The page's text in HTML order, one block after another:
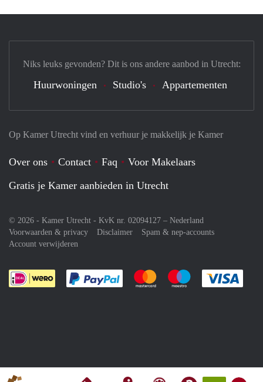
Op Kamer Utrecht vind en verhuur je makkelijk je Kamer
Over ons Contact Faq
Voor Makelaars
Gratis je Kamer aanbieden in Utrecht
© 2026 - Kamer Utrecht - KvK nr. 02094127 – Nederland
Voorwaarden & privacy
Disclaimer
Spam & nep-accounts
Account verwijderen
Je rekent gemakkelijk af met Paypal
Je rekent gemakkelijk af met
Je rekent
Niks leuks gevonden? Dit is ons andere aanbod in Utrecht:
Huurwoningen Studio's Appartementen